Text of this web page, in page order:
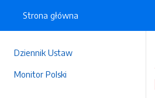
Dziennik Ustaw
Monitor Polski
Strona główna